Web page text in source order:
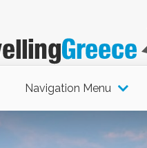
Navigation Menu